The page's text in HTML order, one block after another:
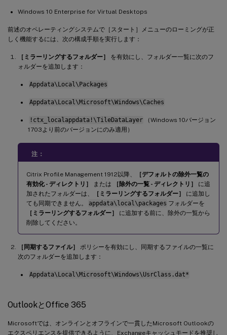
Windows 10 Enterprise for Virtual Desktops
前述のオペレーティングシステムで［スタート］メニューのローミングが正
しく機能するには、次の構成手順を実行します：
［ミラーリングするフォルダー］
を有効にし、フォルダー一覧に次のフ
ォルダーを追加します：
Appdata\Local\Packages
Appdata\Local\Microsoft\Windows\Caches
!ctx_localappdata!\TileDataLayer
（Windows 10バージョン
1703より前のバージョンにのみ適用）
注：
Citrix Profile Management 1912以降、
［デフォルトの除外一覧の
有効化 - ディレクトリ］
または ［除外の一覧 - ディレクトリ］
に追
加されたフォルダーは、
［ミラーリングするフォルダー］
に追加し
ても同期できません。
appdata\local\packages フォルダーを
［ミラーリングするフォルダー］
に追加する前に、除外の一覧から
削除してください。
［同期するファイル］
ポリシーを有効にし、同期するファイルの一覧に
次のフォルダーを追加します：
Appdata\Local\Microsoft\Windows\UsrClass.dat*
OutlookとOffice 365
Microsoftでは、オンラインとオフラインで一貫したMicrosoft Outlookの
エクスペリエンスを提供できるように、Exchangeキャッシュモードを推奨し